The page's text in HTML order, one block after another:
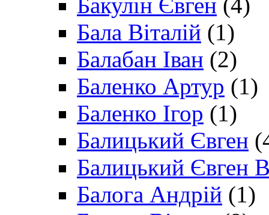
Бала Віталій (1)
Балабан Іван (2)
Баленко Артур (1)
Баленко Ігор (1)
Балицький Євген
Балицький Євген
Балога Андрій (1)